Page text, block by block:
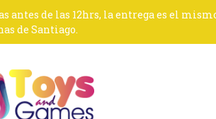
antes de las 12hrs, la entrega es el
de Santiago.